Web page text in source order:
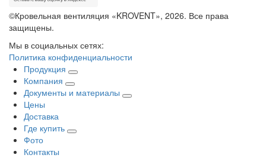
©Кровельная вентиляция «KROVENT», 2026. Все права
защищены.
Мы в социальных сетях:
Политика конфиденциальности
Продукция
Компания
Документы и материалы
Цены
Доставка
Где купить
Фото
Контакты